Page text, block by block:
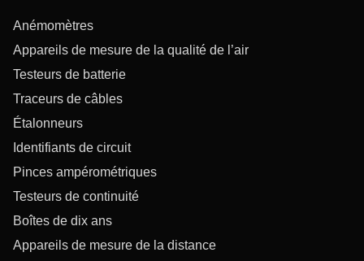
Anémomètres
Appareils de mesure de la qualité de l’air
Testeurs de batterie
Traceurs de câbles
Étalonneurs
Identifiants de circuit
Pinces ampérométriques
Testeurs de continuité
Boîtes de dix ans
Appareils de mesure de la distance